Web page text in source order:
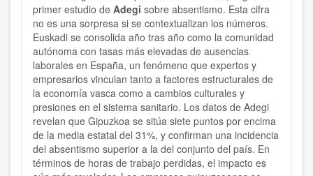
primer estudio de Adegi sobre absentismo. Esta cifra
no es una sorpresa si se contextualizan los números.
Euskadi se consolida año tras año como la comunidad
autónoma con tasas más elevadas de ausencias
laborales en España, un fenómeno que expertos y
empresarios vinculan tanto a factores estructurales de
la economía vasca como a cambios culturales y
presiones en el sistema sanitario. Los datos de Adegi
revelan que Gipuzkoa se sitúa siete puntos por encima
de la media estatal del 31%, y confirman una incidencia
del absentismo superior a la del conjunto del país. En
términos de horas de trabajo perdidas, el impacto es